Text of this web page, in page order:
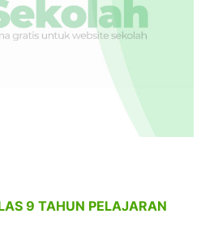
9 TAHUN PELAJARAN